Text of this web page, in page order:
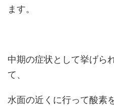
ます。
中期の症状として挙げら
て、
水面の近くに行って酸素